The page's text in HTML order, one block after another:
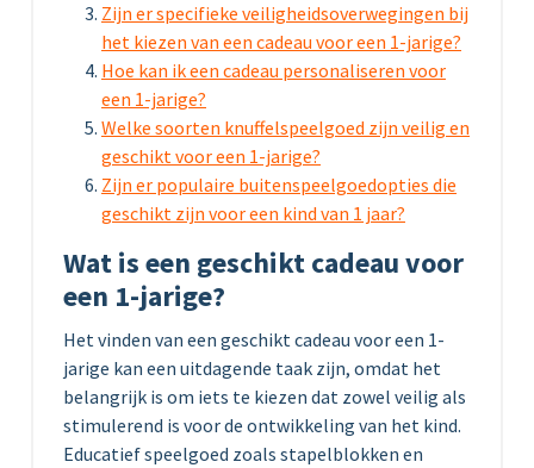
Zijn er specifieke veiligheidsoverwegingen bij
het kiezen van een cadeau voor een 1-jarige?
Hoe kan ik een cadeau personaliseren voor
een 1-jarige?
Welke soorten knuffelspeelgoed zijn veilig en
geschikt voor een 1-jarige?
Zijn er populaire buitenspeelgoedopties die
geschikt zijn voor een kind van 1 jaar?
Wat is een geschikt cadeau voor
een 1-jarige?
Het vinden van een geschikt cadeau voor een 1-
jarige kan een uitdagende taak zijn, omdat het
belangrijk is om iets te kiezen dat zowel veilig als
stimulerend is voor de ontwikkeling van het kind.
Educatief speelgoed zoals stapelblokken en